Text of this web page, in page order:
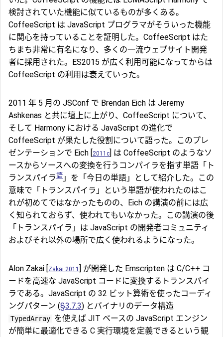
検討されていた機能に似ているものが多くある。
CoffeeScript は JavaScript プログラマがそういった機能
に関心を持っていることを証明した。CoffeeScript はた
ちまち非常に有名になり、多くの一流ウェブサイト開発
者に採用された。ES2015 が広く利用可能になってからは
CoffeeScript の利用は衰えていった。
2011 年 5 月の JSConf で Brendan Eich は Jeremy
Ashkenas と共に壇上に上がり、CoffeeScript について、
そして Harmony における JavaScript の進化で
CoffeeScript が果たした役割について語った。このプレ
ゼンテーションで Eich [ 2011c
] は CoffeeScript のようなソ
ースからソースへの変換を行うコンパイラを指す単語「ト
ランスパイラ語 」を「今日の単語」として紹介した。この
意味で「トランスパイラ」という単語が使われたのはこ
れが初めてではなかったものの、Eich の講演の前には広
く知られておらず、使われてもいなかった。この講演の後
「トランスパイラ」は JavaScript の開発者コミュニティ
およびそれ以外の場所で広く使われるようになった。
Alon Zakai [ Zakai 2011
] が開発した Emscripten は C/C++ コ
ードを高速な JavaScript コードに変換するトランスパイ
ラである。JavaScript の 32 ビット算術を使ったコーディ
ングパターン (§3.7.3) とバイナリのデータ構造
TypedArray を使えば JIT ベースの JavaScript エンジン
が簡単に最適化できる C 実行環境を定義できるという観